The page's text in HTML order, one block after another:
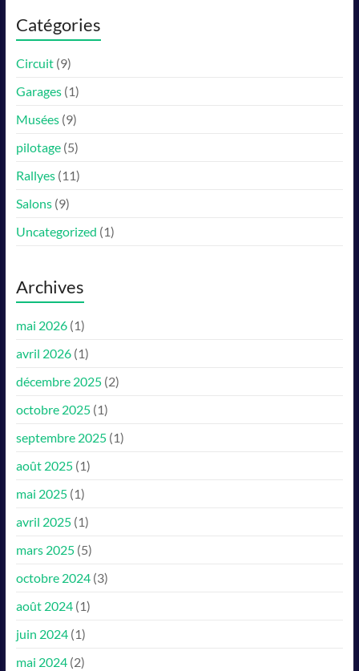
Catégories
Circuit(9)
Garages(1)
Musées(9)
pilotage(5)
Rallyes(11)
Salons(9)
Uncategorized (1)
Archives
mai 2026(1)
avril 2026(1)
décembre 2025(2)
octobre 2025(1)
septembre 2025(1)
août 2025(1)
mai 2025(1)
avril 2025(1)
mars 2025(5)
octobre 2024(3)
août 2024(1)
juin 2024(1)
mai 2024(2)